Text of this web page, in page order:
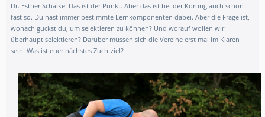
Dr. Esther Schalke: Das ist der Punkt. Aber das ist bei der Körung auch schon
fast so. Du hast immer bestimmte Lernkomponenten dabei. Aber die Frage ist,
wonach guckst du, um selektieren zu können? Und worauf wollen wir
überhaupt selektieren? Darüber müssen sich die Vereine erst mal im Klaren
sein. Was ist euer nächstes Zuchtziel?